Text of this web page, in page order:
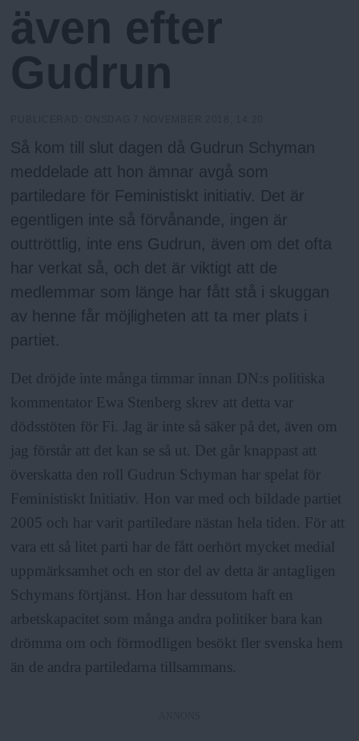
N
u
även efter
Gudrun
Så kom till slut dagen då Gudrun Schyman
meddelade att hon ämnar avgå som
partiledare för Feministiskt initiativ. Det är
egentligen inte så förvånande, ingen är
outtröttlig, inte ens Gudrun, även om det ofta
har verkat så, och det är viktigt att de
medlemmar som länge har fått stå i skuggan
av henne får möjligheten att ta mer plats i
partiet.
Det dröjde inte många timmar innan DN:s politiska
kommentator Ewa Stenberg skrev att detta var
dödsstöten för Fi. Jag är inte så säker på det, även om
jag förstår att det kan se så ut. Det går knappast att
överskatta den roll Gudrun Schyman har spelat för
Feministiskt Initiativ. Hon var med och bildade partiet
2005 och har varit partiledare nästan hela tiden. För att
vara ett så litet parti har de fått oerhört mycket medial
uppmärksamhet och en stor del av detta är antagligen
Schymans förtjänst. Hon har dessutom haft en
arbetskapacitet som många andra politiker bara kan
drömma om och förmodligen besökt fler svenska hem
än de andra partiledarna tillsammans.